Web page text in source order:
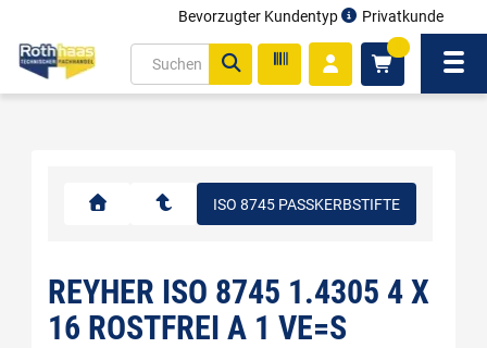
Bevorzugter Kundentyp Privatkunde
ISO 8745 PASSKERBSTIFTE
REYHER ISO 8745 1.4305 4 X
16 ROSTFREI A 1 VE=S